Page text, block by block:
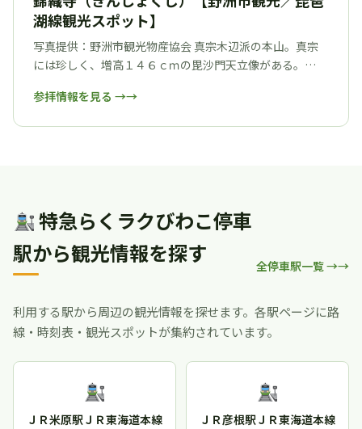
湖線観光スポット】
写真提供：野洲市観光物産協会 真宗木辺派の本山。真宗
には珍しく、増高１４６ｃｍの毘沙門天立像がある。…
参拝情報を見る →
特急らくラクびわこ停車
駅から観光情報を探す
全停車駅一覧 →
利用する駅から周辺の観光情報を探せます。各駅ページに路
線・時刻表・観光スポットが集約されています。
ＪＲ米原駅ＪＲ東海道本線
ＪＲ彦根駅ＪＲ東海道本線